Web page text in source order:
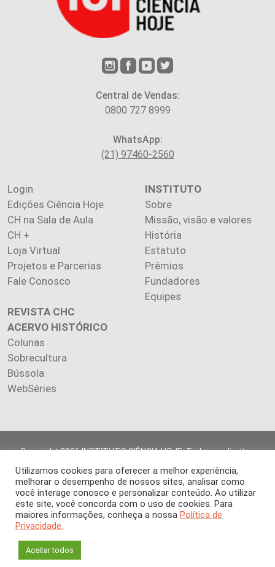
Central de Vendas:
0800 727 8999
WhatsApp:
(21) 97460-2560
Login
Edições Ciência Hoje
CH na Sala de Aula
CH +
Loja Virtual
Projetos e Parcerias
Fale Conosco
INSTITUTO
Sobre
Missão, visão e valores
História
Estatuto
Prêmios
Fundadores
Equipes
REVISTA CHC
ACERVO HISTÓRICO
Colunas
Sobrecultura
Bússola
WebSéries
Copyright 2026 INSTITUTO CIÊNCIA HOJE. Todos os direitos
reservados.
Os artigos publicados na revista refletem exclusivamente a
opinião de seus autores.
É proibida a reprodução, integral ou parcial, do conteúdo (imagens
e textos) sem prévia autorização.
Utilizamos cookies para oferecer a melhor experiência,
melhorar o desempenho de nossos sites, analisar como
você interage conosco e personalizar conteúdo. Ao utilizar
este site, você concorda com o uso de cookies. Para
maiores informações, conheça a nossa Política de
Privacidade.
Aceitar todos